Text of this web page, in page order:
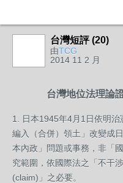
台灣短評 (20)
由TCG
2014 11 2 月
台灣地位法理論
1. 日本1945年4月1日依明
編入（合併）領土」改變成
本內政」問題或事務，非「
究範圍，依國際法之「不干
(claim)」之必要。